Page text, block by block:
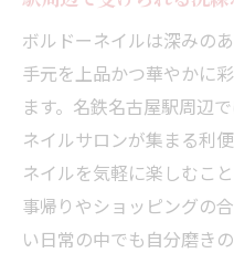
ボルドーネイルは深みの
手元を上品かつ華やかに
ます。名鉄名古屋駅周辺
ネイルサロンが集まる利
ネイルを気軽に楽しむこ
事帰りやショッピングの
い日常の中でも自分磨き